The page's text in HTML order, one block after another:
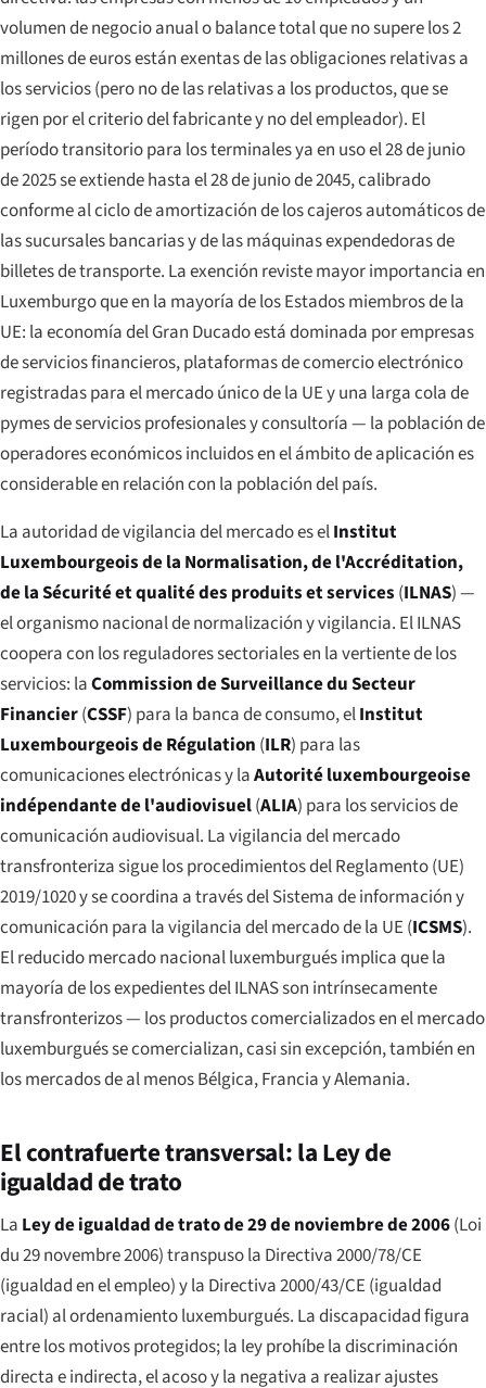
volumen de negocio anual o balance total que no supere los 2
millones de euros están exentas de las obligaciones relativas a
los servicios (pero no de las relativas a los productos, que se
rigen por el criterio del fabricante y no del empleador). El
período transitorio para los terminales ya en uso el 28 de junio
de 2025 se extiende hasta el 28 de junio de 2045, calibrado
conforme al ciclo de amortización de los cajeros automáticos de
las sucursales bancarias y de las máquinas expendedoras de
billetes de transporte. La exención reviste mayor importancia en
Luxemburgo que en la mayoría de los Estados miembros de la
UE: la economía del Gran Ducado está dominada por empresas
de servicios financieros, plataformas de comercio electrónico
registradas para el mercado único de la UE y una larga cola de
pymes de servicios profesionales y consultoría — la población de
operadores económicos incluidos en el ámbito de aplicación es
considerable en relación con la población del país.
La autoridad de vigilancia del mercado es elInstitut
Luxembourgeois de la Normalisation, de l'Accréditation,
de la Sécurité et qualité des produits et services (ILNAS) —
el organismo nacional de normalización y vigilancia. El ILNAS
coopera con los reguladores sectoriales en la vertiente de los
servicios: laCommission de Surveillance du Secteur
Financier(CSSF) para la banca de consumo, elInstitut
Luxembourgeois de Régulation (ILR) para las
comunicaciones electrónicas y laAutorité luxembourgeoise
indépendante de l'audiovisuel(ALIA) para los servicios de
comunicación audiovisual. La vigilancia del mercado
transfronteriza sigue los procedimientos del Reglamento (UE)
2019/1020 y se coordina a través del Sistema de información y
comunicación para la vigilancia del mercado de la UE (ICSMS).
El reducido mercado nacional luxemburgués implica que la
mayoría de los expedientes del ILNAS son intrínsecamente
transfronterizos — los productos comercializados en el mercado
luxemburgués se comercializan, casi sin excepción, también en
los mercados de al menos Bélgica, Francia y Alemania.
El contrafuerte transversal: la Ley de
igualdad de trato
La Ley de igualdad de trato de 29 de noviembre de 2006(Loi
du 29 novembre 2006) transpuso la Directiva 2000/78/CE
(igualdad en el empleo) y la Directiva 2000/43/CE (igualdad
racial) al ordenamiento luxemburgués. La discapacidad figura
entre los motivos protegidos; la ley prohíbe la discriminación
directa e indirecta, el acoso y la negativa a realizar ajustes